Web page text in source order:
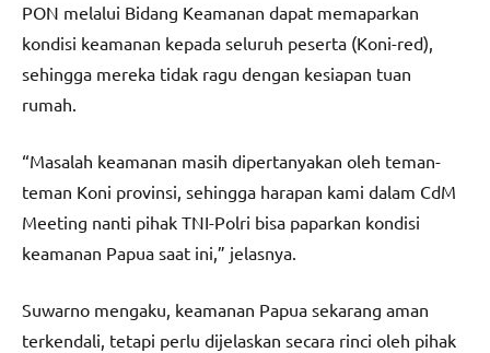
PON melalui Bidang Keamanan dapat memaparkan
kondisi keamanan kepada seluruh peserta (Koni-red),
sehingga mereka tidak ragu dengan kesiapan tuan
rumah.
“Masalah keamanan masih dipertanyakan oleh teman-
teman Koni provinsi, sehingga harapan kami dalam CdM
Meeting nanti pihak TNI-Polri bisa paparkan kondisi
keamanan Papua saat ini,” jelasnya.
Suwarno mengaku, keamanan Papua sekarang aman
terkendali, tetapi perlu dijelaskan secara rinci oleh pihak